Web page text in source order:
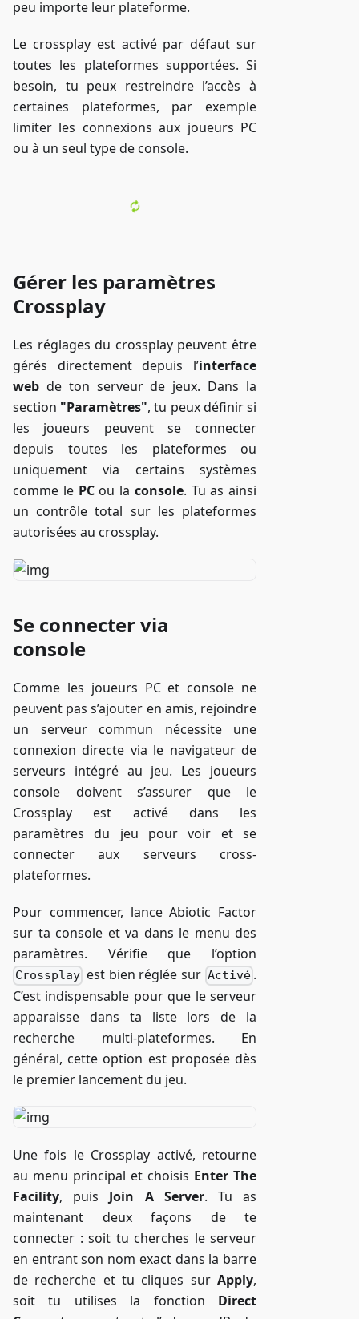
peu importe leur plateforme.
Le crossplay est activé par défaut sur
toutes les plateformes supportées. Si
besoin, tu peux restreindre l’accès à
certaines plateformes, par exemple
limiter les connexions aux joueurs PC
ou à un seul type de console.
Gérer les paramètres
Crossplay
Les réglages du crossplay peuvent être
gérés directement depuis l’interface
web de ton serveur de jeux. Dans la
section "Paramètres", tu peux définir si
les joueurs peuvent se connecter
depuis toutes les plateformes ou
uniquement via certains systèmes
comme le PCou la console. Tu as ainsi
un contrôle total sur les plateformes
autorisées au crossplay.
Se connecter via
console
Comme les joueurs PC et console ne
peuvent pas s’ajouter en amis, rejoindre
un serveur commun nécessite une
connexion directe via le navigateur de
serveurs intégré au jeu. Les joueurs
console doivent s’assurer que le
Crossplay est activé dans les
paramètres du jeu pour voir et se
connecter aux serveurs cross-
plateformes.
Pour commencer, lance Abiotic Factor
sur ta console et va dans le menu des
paramètres. Vérifie que l’option
Crossplay est bien réglée sur Activé .
C’est indispensable pour que le serveur
apparaisse dans ta liste lors de la
recherche multi-plateformes. En
général, cette option est proposée dès
le premier lancement du jeu.
Une fois le Crossplay activé, retourne
au menu principal et choisis Enter The
Facility, puisJoin A Server. Tu as
maintenant deux façons de te
connecter : soit tu cherches le serveur
en entrant son nom exact dans la barre
de recherche et tu cliques sur Apply,
soit tu utilises la fonction Direct